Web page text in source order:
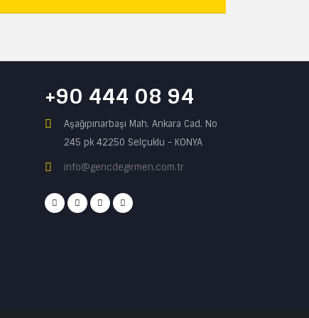
+90 444 08 94
Aşağıpınarbaşı Mah. Ankara Cad. No
245 pk 42250 Selçuklu - KONYA
info@gencdegirmen.com.tr